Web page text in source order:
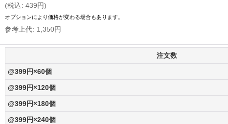
(税込: 439円)
オプションにより価格が変わる場合もあります。
参考上代: 1,350円
注文数
@399円×60個
@399円×120個
@399円×180個
@399円×240個